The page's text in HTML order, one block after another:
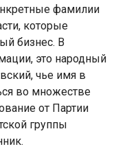
фамилии
которые
бизнес. В
это народный
чье имя в
во множестве
от Партии
группы